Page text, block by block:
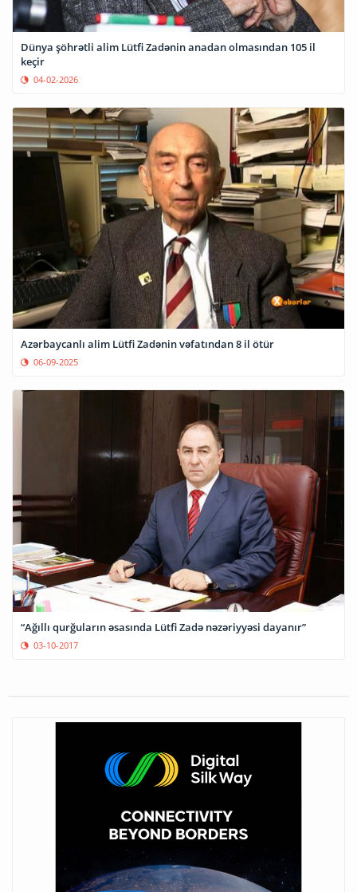
Dünya şöhrətli alim Lütfi Zadənin anadan olmasından 105 il
keçir
04-02-2026
Azərbaycanlı alim Lütfi Zadənin vəfatından 8 il ötür
06-09-2025
“Ağıllı qurğuların əsasında Lütfi Zadə nəzəriyyəsi dayanır”
03-10-2017